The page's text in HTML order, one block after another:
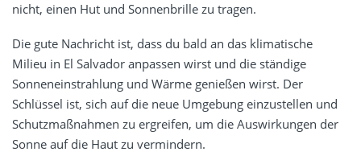
nicht, einen Hut und Sonnenbrille zu tragen.
Die gute Nachricht ist, dass du bald an das klimatische
Milieu in El Salvador anpassen wirst und die ständige
Sonneneinstrahlung und Wärme genießen wirst. Der
Schlüssel ist, sich auf die neue Umgebung einzustellen und
Schutzmaßnahmen zu ergreifen, um die Auswirkungen der
Sonne auf die Haut zu vermindern.